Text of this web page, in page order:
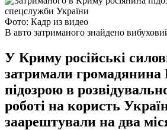
Фото: Кадр из видео
В авто затриманого знайдено
У Криму російські
затримали громадянина
підозрою в
роботі на користь
заарештували на два